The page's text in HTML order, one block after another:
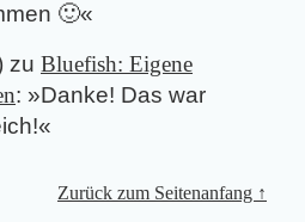
🙂«
zu Bluefish: Eigene
: »Danke! Das war
«
Zurück zum Seitenanfang ↑